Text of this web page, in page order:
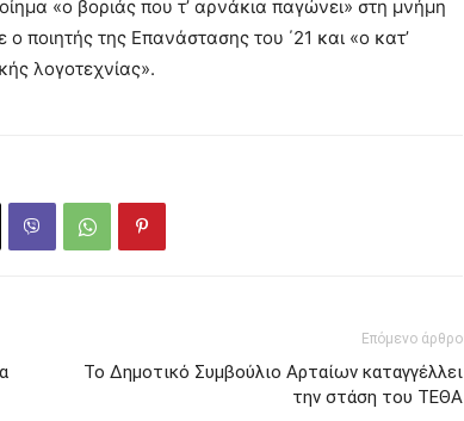
«ο βοριάς που τ’ αρνάκια παγώνει» στη μνήμη
ποιητής της Επανάστασης του ΄21 και «ο κατ’
λογοτεχνίας».
Επόμενο άρθρο
Το Δημοτικό Συμβούλιο Αρταίων καταγγέλλει
την στάση του ΤΕΘΑ